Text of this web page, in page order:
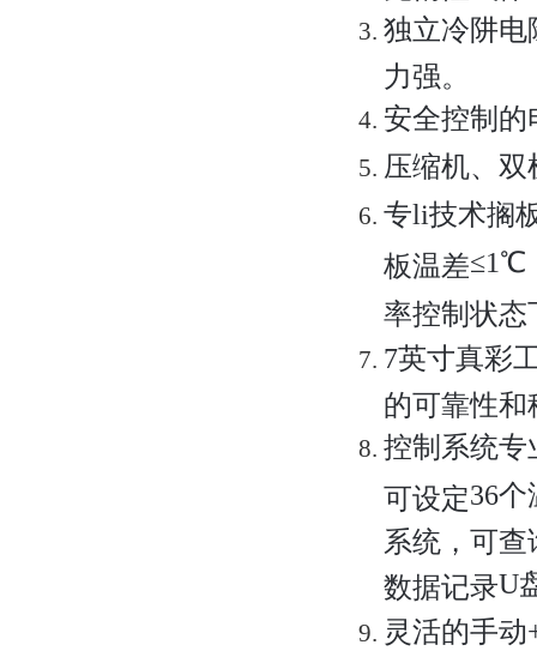
独立冷阱电
力强。
安全控制的
压缩机、
专li技术搁
板温差≤1℃
率控制状态
7英寸真彩
的可靠性和
控制系统专
可设定36个
系统，可
数据记录U
灵活的手动